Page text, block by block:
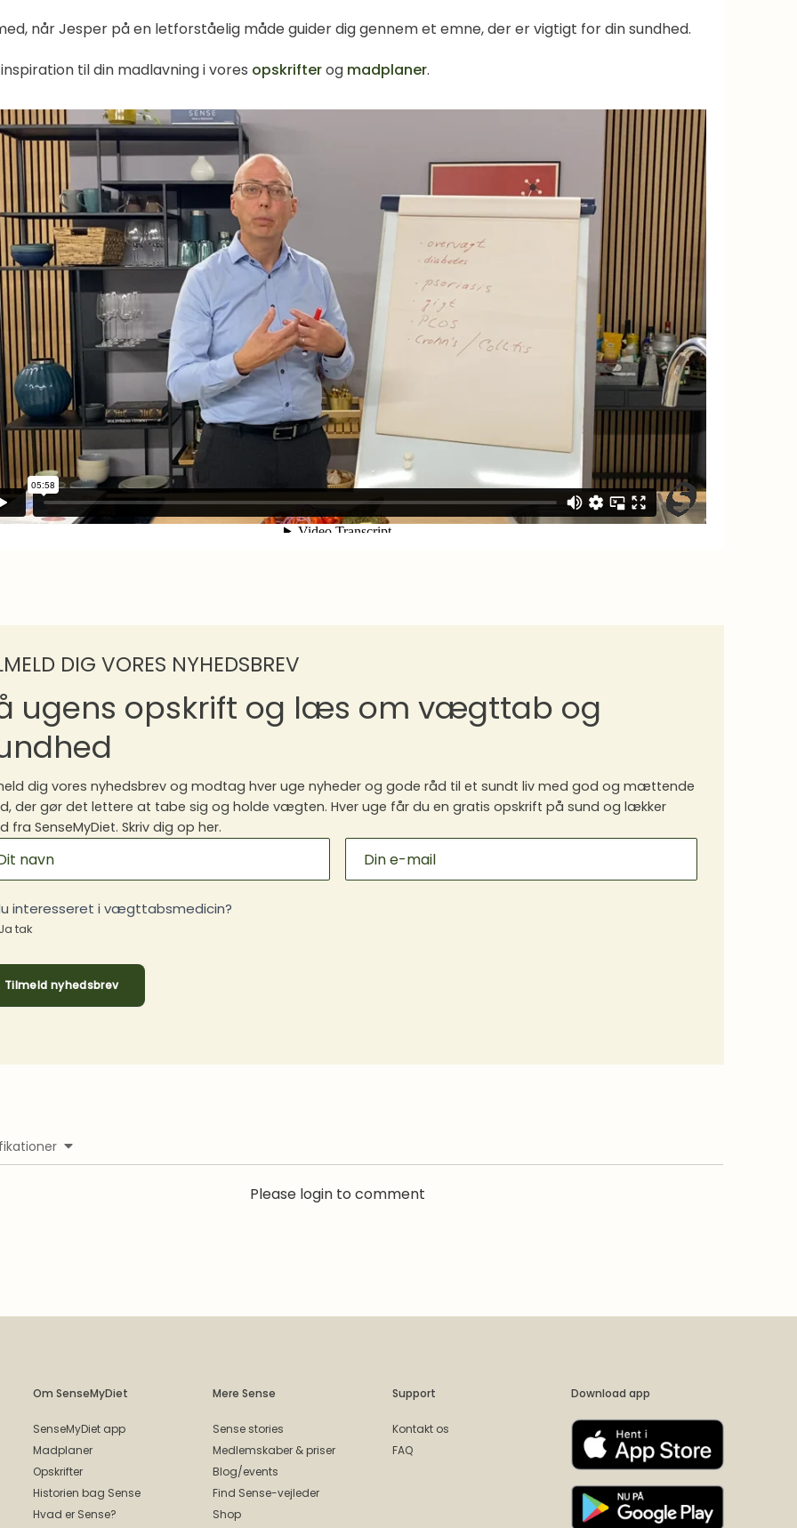
når Jesper på en letforståelig måde guider dig gennem et emne, der er vigtigt for din sundhed.
til din madlavning i vores opskrifterog madplaner.
DIG VORES NYHEDSBREV
ugens opskrift og læs om vægttab og
dig vores nyhedsbrev og modtag hver uge nyheder og gode råd til et sundt liv med god og mættende
der gør det lettere at tabe sig og holde vægten. Hver uge får du en gratis opskrift på sund og lækker
fra SenseMyDiet. Skriv dig op her.
interesseret i vægttabsmedicin?
tak
Tilmeld nyhedsbrev
Please login to comment
Om SenseMyDiet
SenseMyDiet app
Madplaner
Opskrifter
Historien bag Sense
Hvad er Sense?
Mere Sense
Sense stories
Medlemskaber & priser
Blog/events
Find Sense-vejleder
Shop
Support
Kontakt os
FAQ
Download app